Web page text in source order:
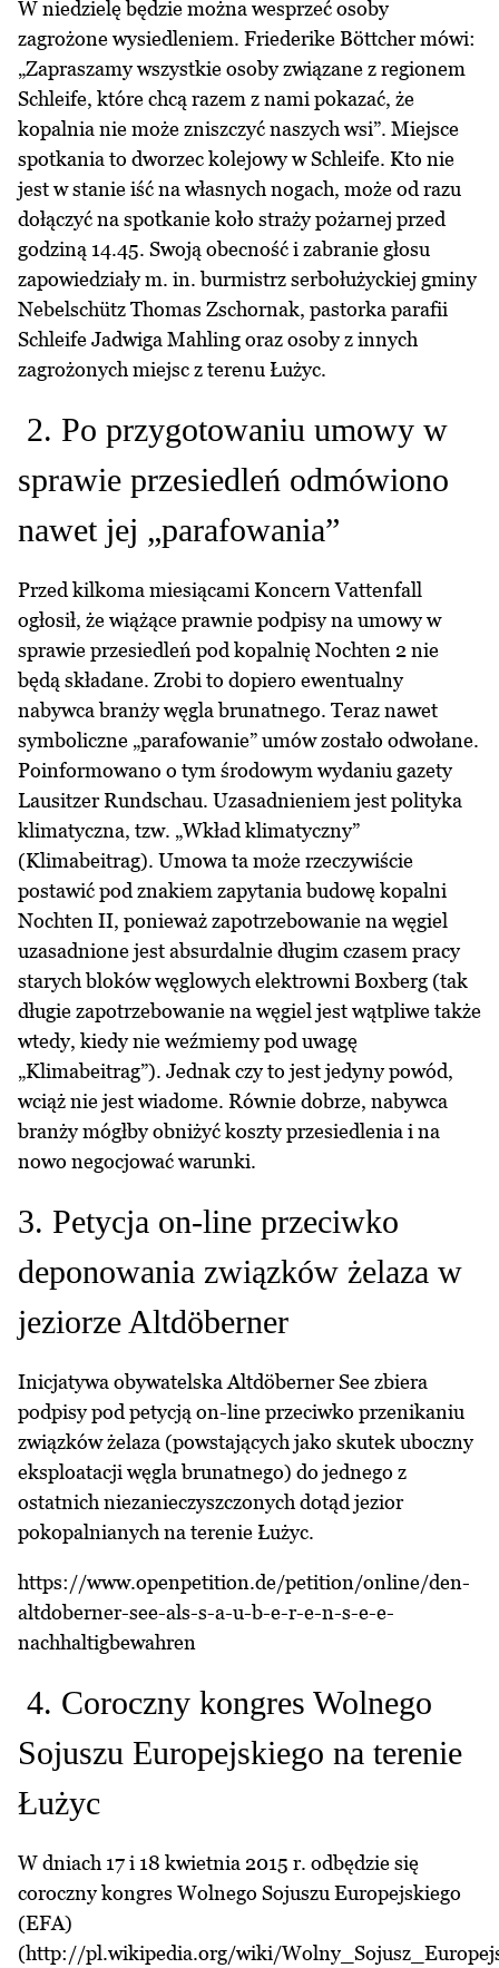
W niedzielę będzie można wesprzeć osoby
zagrożone wysiedleniem. Friederike Böttcher mówi:
„Zapraszamy wszystkie osoby związane z regionem
Schleife, które chcą razem z nami pokazać, że
kopalnia nie może zniszczyć naszych wsi”. Miejsce
spotkania to dworzec kolejowy w Schleife. Kto nie
jest w stanie iść na własnych nogach, może od razu
dołączyć na spotkanie koło straży pożarnej przed
godziną 14.45. Swoją obecność i zabranie głosu
zapowiedziały m. in. burmistrz serbołużyckiej gminy
Nebelschütz Thomas Zschornak, pastorka parafii
Schleife Jadwiga Mahling oraz osoby z innych
zagrożonych miejsc z terenu Łużyc.
2. Po przygotowaniu umowy w
sprawie przesiedleń odmówiono
nawet jej „parafowania”
Przed kilkoma miesiącami Koncern Vattenfall
ogłosił, że wiążące prawnie podpisy na umowy w
sprawie przesiedleń pod kopalnię Nochten 2 nie
będą składane. Zrobi to dopiero ewentualny
nabywca branży węgla brunatnego. Teraz nawet
symboliczne „parafowanie” umów zostało odwołane.
Poinformowano o tym środowym wydaniu gazety
Lausitzer Rundschau. Uzasadnieniem jest polityka
klimatyczna, tzw. „Wkład klimatyczny”
(Klimabeitrag). Umowa ta może rzeczywiście
postawić pod znakiem zapytania budowę kopalni
Nochten II, ponieważ zapotrzebowanie na węgiel
uzasadnione jest absurdalnie długim czasem pracy
starych bloków węglowych elektrowni Boxberg (tak
długie zapotrzebowanie na węgiel jest wątpliwe także
wtedy, kiedy nie weźmiemy pod uwagę
„Klimabeitrag”). Jednak czy to jest jedyny powód,
wciąż nie jest wiadome. Równie dobrze, nabywca
branży mógłby obniżyć koszty przesiedlenia i na
nowo negocjować warunki.
3. Petycja on-line przeciwko
deponowania związków żelaza w
jeziorze Altdöberner
Inicjatywa obywatelska Altdöberner See zbiera
podpisy pod petycją on-line przeciwko przenikaniu
związków żelaza (powstających jako skutek uboczny
eksploatacji węgla brunatnego) do jednego z
ostatnich niezanieczyszczonych dotąd jezior
pokopalnianych na terenie Łużyc.
https://www.openpetition.de/petition/online/den-
altdoberner-see-als-s-a-u-b-e-r-e-n-s-e-e-
nachhaltigbewahren
4. Coroczny kongres Wolnego
Sojuszu Europejskiego na terenie
Łużyc
W dniach 17 i 18 kwietnia 2015 r. odbędzie się
coroczny kongres Wolnego Sojuszu Europejskiego
(EFA)
(http://pl.wikipedia.org/wiki/